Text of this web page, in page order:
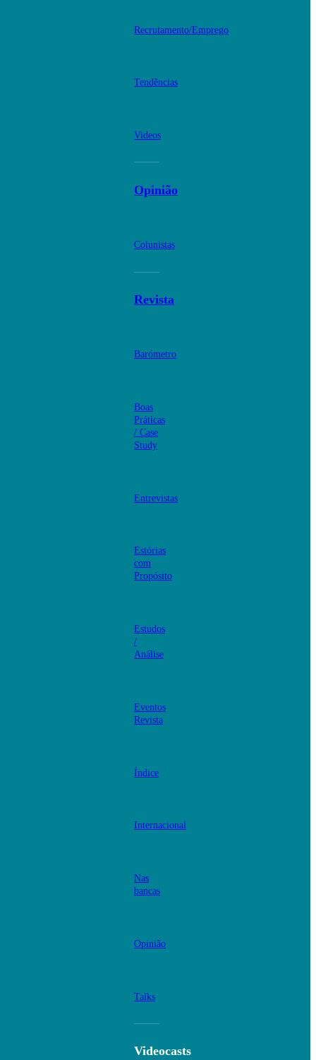
Recrutamento/Emprego
Tendências
Videos
Opinião
Colunistas
Revista
Barómetro
Boas
Práticas
/ Case
Study
Entrevistas
Estórias
com
Propósito
Estudos
/
Análise
Eventos
Revista
Índice
Internacional
Nas
bancas
Opinião
Talks
Videocasts